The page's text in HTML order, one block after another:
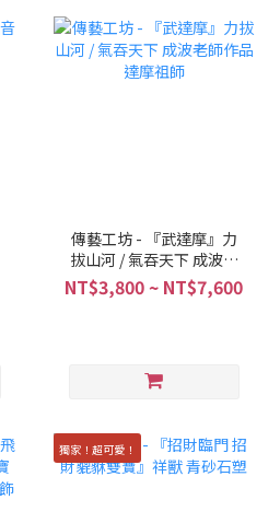
傳藝工坊 - 『武達摩』力
拔山河 / 氣吞天下 成波老
師作品 達摩祖師
NT$3,800 ~ NT$7,600
獨家！超可愛！